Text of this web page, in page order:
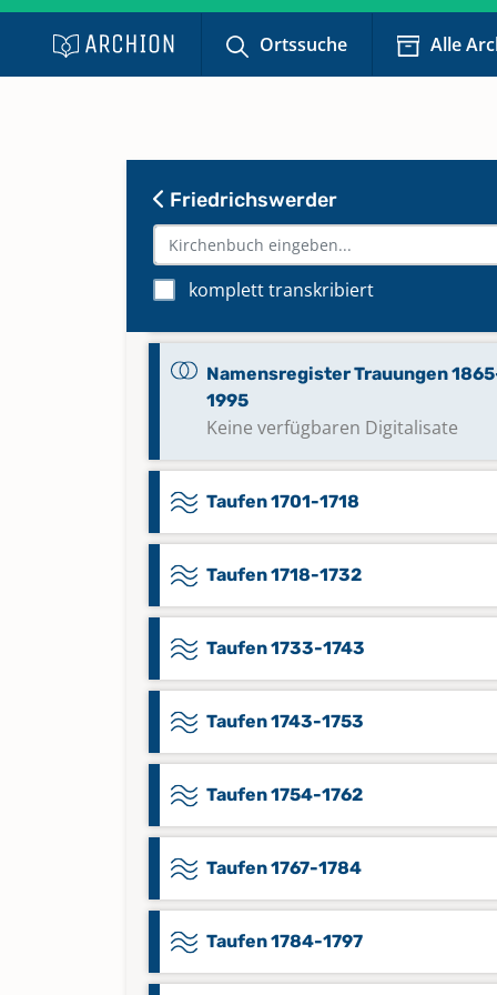
Ortssuche Alle
Friedrichswerder
komplett transkribiert
Namensregister Taufen 1865-
1797
1864
Namensregister Trauungen
1995
Keine verfügbaren Digitalisate
Taufen 1701-1718
Taufen 1718-1732
Taufen 1733-1743
Taufen 1743-1753
Taufen 1754-1762
Taufen 1767-1784
Taufen 1784-1797